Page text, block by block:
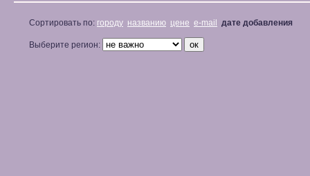
Сортировать по: городу названию цене e-mail дате добавления
Выберите регион: